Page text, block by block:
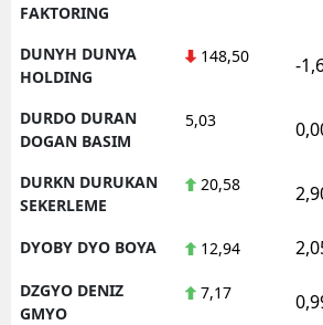
FAKTORING
DUNYH DUNYA
HOLDING
148,50 -
DURDO DURAN
DOGAN BASIM
5,03
DURKN DURUKAN
SEKERLEME
20,58
DYOBY DYO BOYA 12,94
DZGYO DENIZ
GMYO
7,17